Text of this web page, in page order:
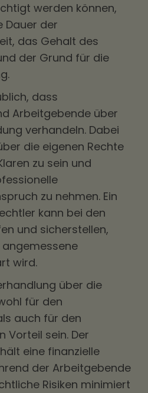
werden können,
Dauer der
das Gehalt des
der Grund für die
dass
Arbeitgebende über
verhandeln. Dabei
die eigenen Rechte
zu sein und
zu nehmen. Ein
kann bei den
und sicherstellen,
wird.
über die
für den
auch für den
Vorteil sein. Der
eine finanzielle
der Arbeitgebende
Risiken minimiert